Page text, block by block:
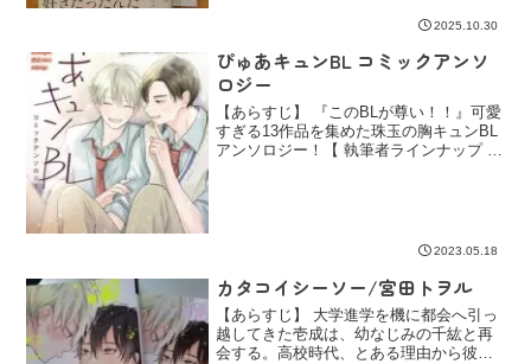
2025.10.30
ぴゅあキュンBL コミックアンソ
ロジー
【あらすじ】 『このBLが尊い！！』可愛
すぎる13作品を集めた珠玉の胸キュンBL
アンソロジー！【 執筆者ラインナップ 】
2023.05.18
カタコイシーソー/宮田トヲル
【あらすじ】 大学進学を機に都会へ引っ
越してきた壱成は、幼なじみの千紘と再
会する。高校時代、とある理由から彼を